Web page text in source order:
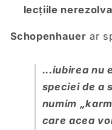
lecțiile
Schopenhauer ar
...iubirea nu
speciei de a
numim
care acea